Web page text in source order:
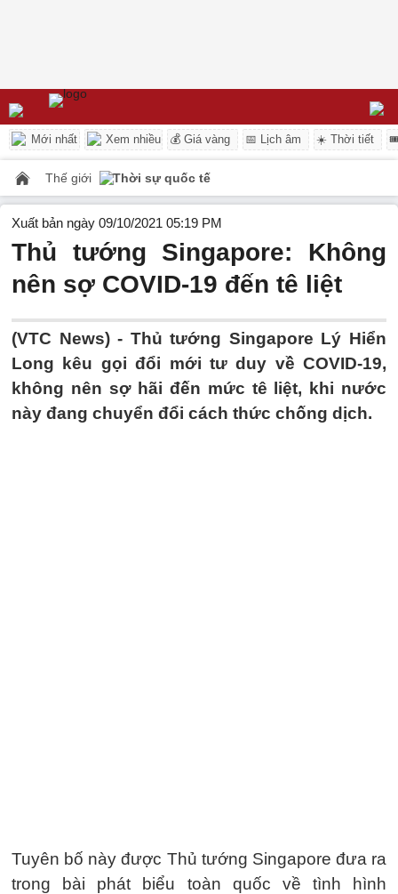
Mới nhất Xem nhiều 💰 Giá vàng 📅 Lịch âm ☀️ Thời tiết
Thế giới Thời sự quốc tế
Xuất bản ngày 09/10/2021 05:19 PM
Thủ tướng Singapore: Không
nên sợ COVID-19 đến tê liệt
(VTC News) - Thủ tướng Singapore Lý Hiển
Long kêu gọi đổi mới tư duy về COVID-19,
không nên sợ hãi đến mức tê liệt, khi nước
này đang chuyển đổi cách thức chống dịch.
Tuyên bố này được Thủ tướng Singapore đưa ra
trong bài phát biểu toàn quốc về tình hình